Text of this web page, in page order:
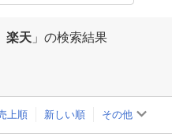
楽天 」の検索結果
上順 新しい順 その他